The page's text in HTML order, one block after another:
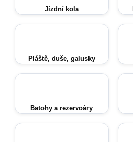
Jízdní kola
Pláště, duše, galusky
Batohy a rezervoáry